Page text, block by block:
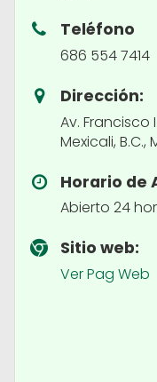
Teléfono
686 554 7414
Dirección:
Av. Francisco
Mexicali, B.C.,
Horario de
Abierto 24
Sitio web:
Ver Pag Web